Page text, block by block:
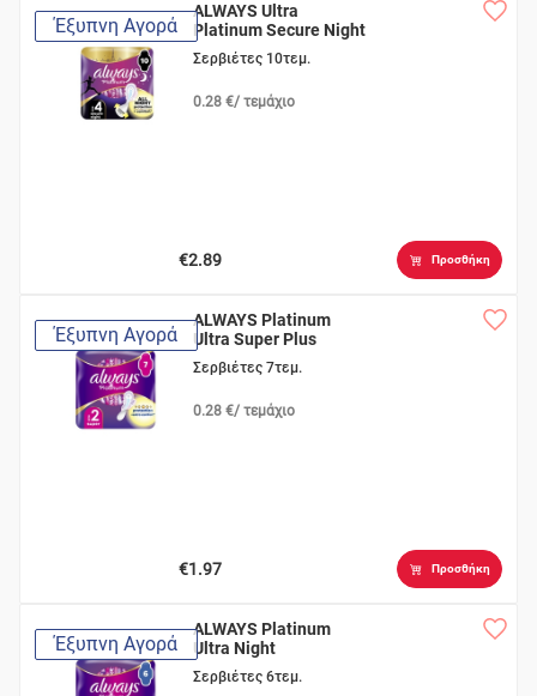
Έξυπνη Αγορά
ALWAYS Ultra
Platinum Secure Night
Du
Σερβιέτες 10τεμ.
0.28 €/ τεμάχιο
€2.89 Προσθήκη
Έξυπνη Αγορά
ALWAYS Platinum
Ultra Super Plus
Σερβιέτες 7τεμ.
0.28 €/ τεμάχιο
€1.97 Προσθήκη
Έξυπνη Αγορά
ALWAYS Platinum
Ultra Night
Σερβιέτες 6τεμ.